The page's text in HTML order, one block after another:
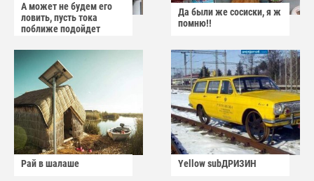
А может не будем его
ловить, пусть тока
поближе подойдет
Да были же сосиски, я ж
помню!!
Рай в шалаше Yellow subДРИЗИН